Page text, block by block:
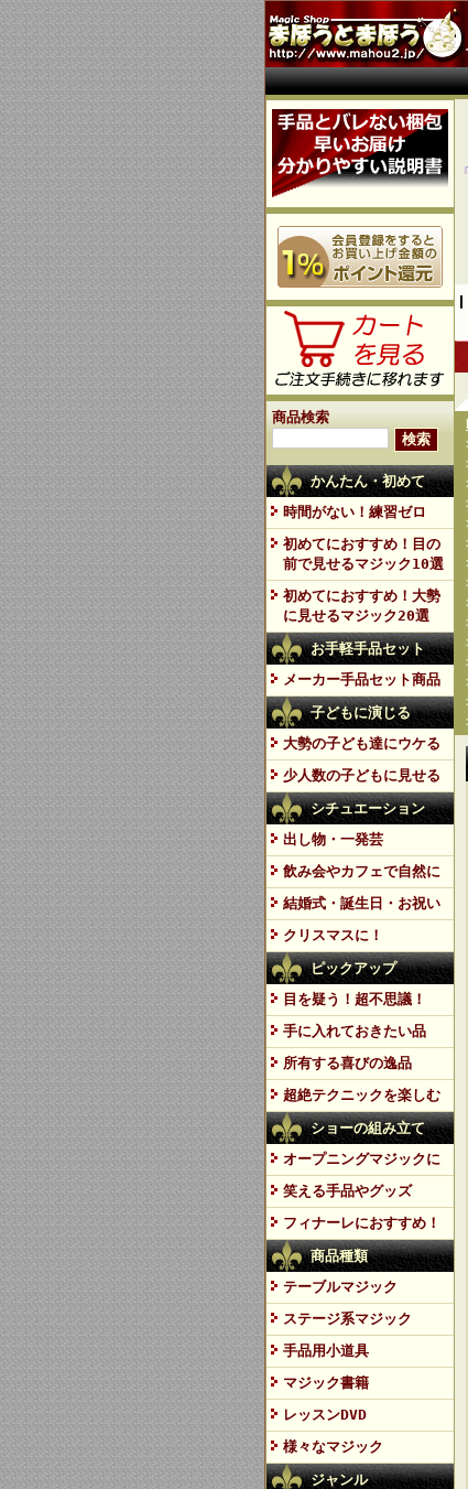
商品検索
かんたん・初めて
時間がない！練習ゼロ
初めてにおすすめ！目の
前で見せるマジック10選
初めてにおすすめ！大勢
に見せるマジック20選
お手軽手品セット
メーカー手品セット商品
子どもに演じる
大勢の子ども達にウケる
少人数の子どもに見せる
シチュエーション
出し物・一発芸
飲み会やカフェで自然に
結婚式・誕生日・お祝い
クリスマスに！
ピックアップ
目を疑う！超不思議！
手に入れておきたい品
所有する喜びの逸品
超絶テクニックを楽しむ
ショーの組み立て
オープニングマジックに
笑える手品やグッズ
フィナーレにおすすめ！
商品種類
テーブルマジック
ステージ系マジック
手品用小道具
マジック書籍
レッスンDVD
様々なマジック
ジャンル